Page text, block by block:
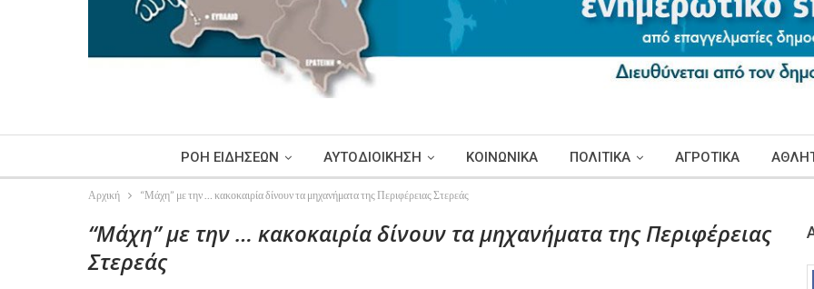
ΡΟΗ ΕΙΔΗΣΕΩΝ ΑΥΤΟΔΙΟΙΚΗΣΗ ΚΟΙΝΩΝΙΚΑ ΠΟΛΙΤΙΚΑ ΑΓΡΟΤΙΚΑ
Αρχική “Μάχη” με την … κακοκαιρία δίνουν τα μηχανήματα της Περιφέρειας Στερεάς
“Μάχη” με την … κακοκαιρία δίνουν τα μηχανήματα της Περιφέρειας
Στερεάς